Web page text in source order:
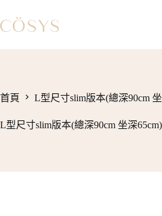
至
要
首頁 L型尺寸slim版本(總深90cm
L型尺寸slim版本(總深90cm 坐深65cm)